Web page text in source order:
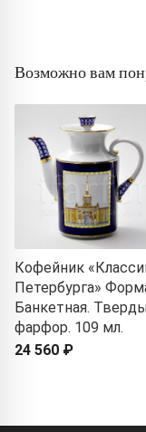
Возможно вам
Кофейник
Петербурга»
Банкетная.
фарфор. 109 мл.
24 560 ₽